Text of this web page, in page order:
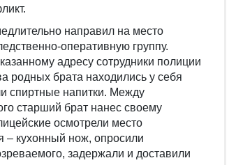
направил на место
оперативную группу.
адресу сотрудники полиции
родных брата находились у себя
спиртные напитки. Между
старший брат нанес своему
осмотрели место
– кухонный нож, опросили
задержали и доставили